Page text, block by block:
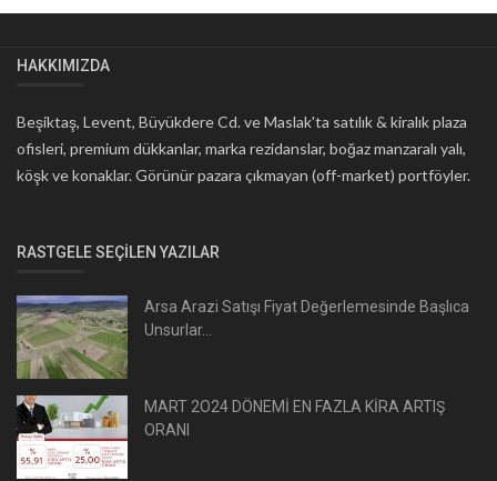
HAKKIMIZDA
Beşiktaş, Levent, Büyükdere Cd. ve Maslak'ta satılık & kiralık plaza
ofisleri, premium dükkanlar, marka rezidanslar, boğaz manzaralı yalı,
köşk ve konaklar. Görünür pazara çıkmayan (off-market) portföyler.
RASTGELE SEÇILEN YAZILAR
Arsa Arazi Satışı Fiyat Değerlemesinde Başlıca
Unsurlar...
MART 2O24 DÖNEMİ EN FAZLA KİRA ARTIŞ
ORANI